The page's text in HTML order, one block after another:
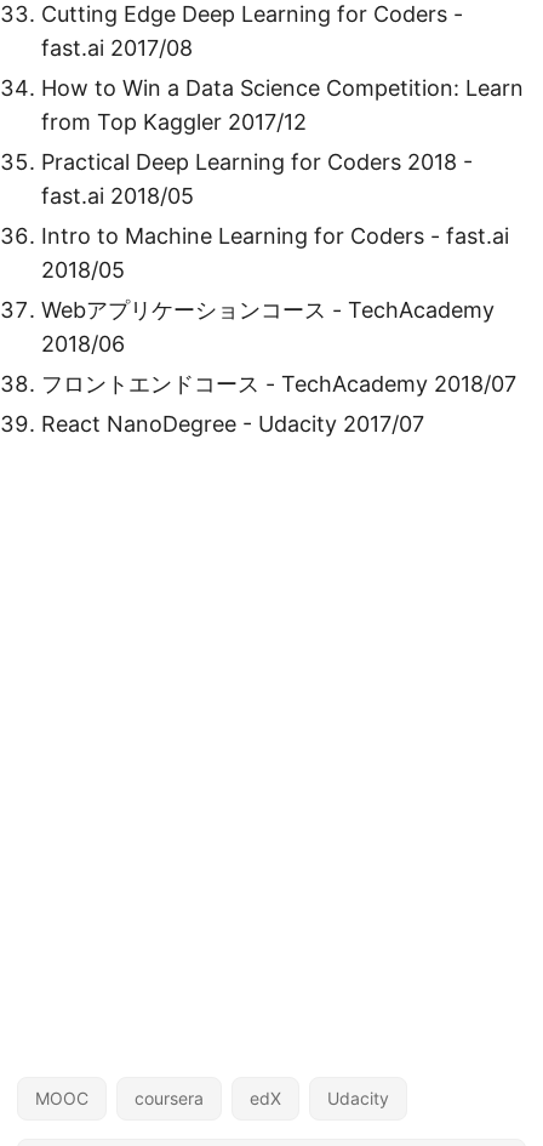
Cutting Edge Deep Learning for Coders -
fast.ai 2017/08
How to Win a Data Science Competition: Learn
from Top Kaggler 2017/12
Practical Deep Learning for Coders 2018 -
fast.ai 2018/05
Intro to Machine Learning for Coders - fast.ai
2018/05
Webアプリケーションコース - TechAcademy
2018/06
フロントエンドコース - TechAcademy 2018/07
React NanoDegree - Udacity 2017/07
MOOC coursera edX Udacity